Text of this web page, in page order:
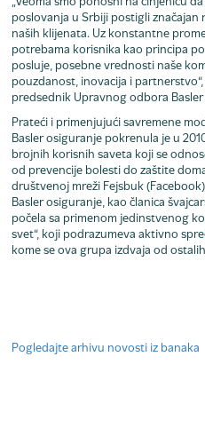
„Veoma smo ponosni na činjenicu
poslovanja u Srbiji postigli značajan
naših klijenata. Uz konstantne
potrebama korisnika kao principa
posluje, posebne vrednosti naše
pouzdanost, inovacija i
predsednik Upravnog odbora
Prateći i primenjujući savremene
Basler osiguranje pokrenula je u
brojnih korisnih saveta koji se
od prevencije bolesti do zaštite
društvenoj mreži Fejsbuk
Basler osiguranje, kao članica
počela sa primenom jedinstvenog
svet“, koji podrazumeva aktivno
kome se ova grupa izdvaja od
Pogledajte arhivu novosti iz banaka